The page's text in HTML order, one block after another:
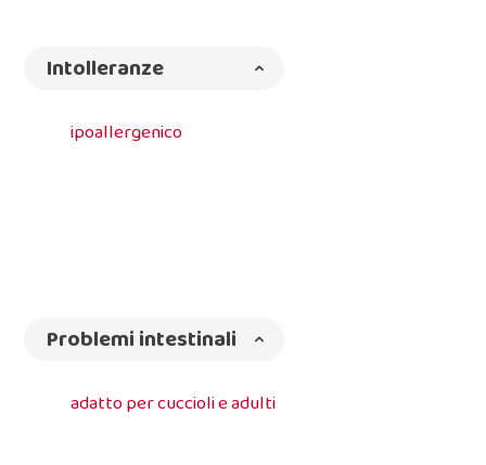
Intolleranze
ipoallergenico
Problemi intestinali
adatto per cuccioli e adulti